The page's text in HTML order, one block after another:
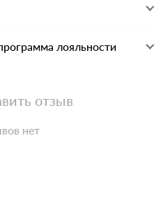
лояльности
отзыв
нет